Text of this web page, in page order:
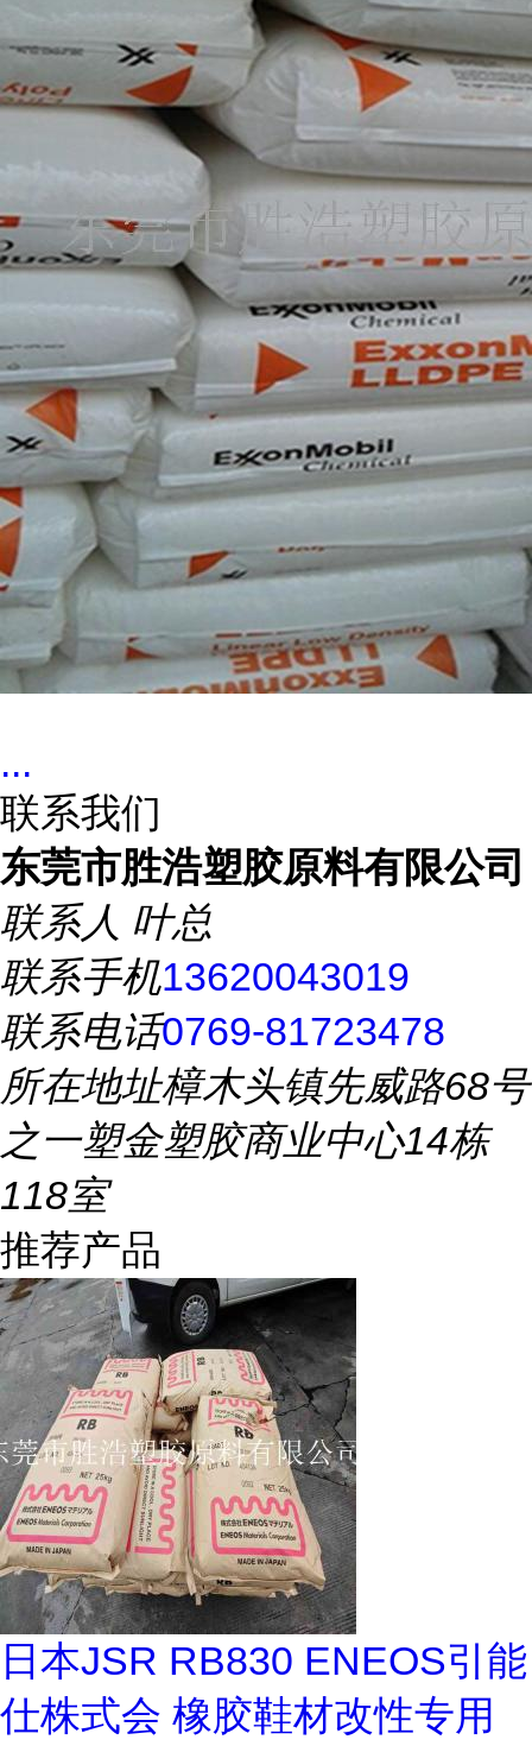
...
联系我们
东莞市胜浩塑胶原料有限公司
联系人 叶总
联系手机13620043019
联系电话0769-81723478
所在地址樟木头镇先威路68号
之一塑金塑胶商业中心14栋
118室
推荐产品
日本JSR RB830 ENEOS引能
仕株式会 橡胶鞋材改性专用